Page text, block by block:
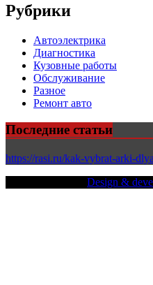
Рубрики
Автоэлектрика
Диагностика
Кузовные работы
Обслуживание
Разное
Ремонт авто
Последние статьи
https://rasi.ru/kak-vybrat-arki-
Design &